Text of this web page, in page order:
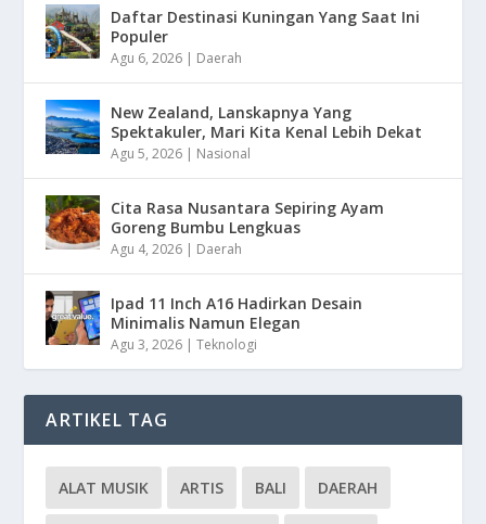
Daftar Destinasi Kuningan Yang Saat Ini
Populer
Agu 6, 2026 | Daerah
New Zealand, Lanskapnya Yang
Spektakuler, Mari Kita Kenal Lebih Dekat
Agu 5, 2026 | Nasional
Cita Rasa Nusantara Sepiring Ayam
Goreng Bumbu Lengkuas
Agu 4, 2026 | Daerah
Ipad 11 Inch A16 Hadirkan Desain
Minimalis Namun Elegan
Agu 3, 2026 |Teknologi
ARTIKEL TAG
ALAT MUSIK ARTIS BALI DAERAH